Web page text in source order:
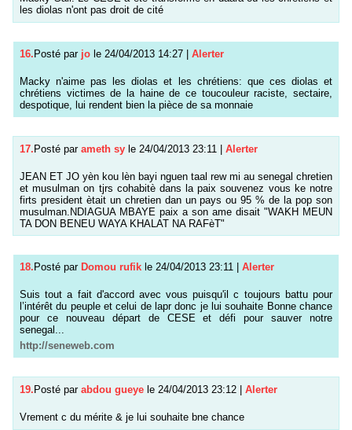
les diolas n'ont pas droit de cité
16.Posté par jo le 24/04/2013 14:27 | Alerter
Macky n'aime pas les diolas et les chrétiens: que ces diolas et
chrétiens victimes de la haine de ce toucouleur raciste, sectaire,
despotique, lui rendent bien la pièce de sa monnaie
17.Posté par ameth sy le 24/04/2013 23:11 | Alerter
JEAN ET JO yèn kou lèn bayi nguen taal rew mi au senegal chretien
et musulman on tjrs cohabitè dans la paix souvenez vous ke notre
firts president ètait un chretien dan un pays ou 95 % de la pop son
musulman.NDIAGUA MBAYE paix a son ame disait "WAKH MEUN
TA DON BENEU WAYA KHALAT NA RAFèT"
18. Posté par Domou rufik le 24/04/2013 23:11 Alerter
Suis tout a fait d'accord avec vous puisqu'il c toujours battu pour
l’intérêt du peuple et celui de lapr donc je lui souhaite Bonne chance
pour ce nouveau départ de CESE et défi pour sauver notre
senegal...
http://seneweb.com
19. Posté par abdou gueye le 24/04/2013 23:12 Alerter
Vrement c du mérite & je lui souhaite bne chance